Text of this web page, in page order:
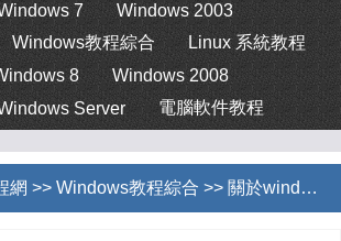
7
Windows 2003
Windows教程綜合
Linux 系統教程
8
Windows 2008
Server 電腦軟件教程
網 >> Windows教程綜合 >> 關於windows